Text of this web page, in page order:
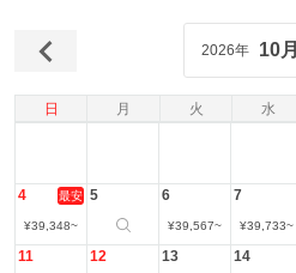
日 月 火 水
2026年 10月
4 最安
¥39,348~
5 6
¥39,567~
7
¥39,733~
11 12 13 14